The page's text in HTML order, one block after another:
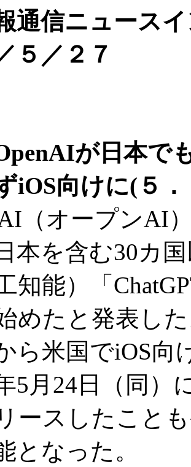
通信ニュース
５／２７
が日本で
iOS向けに(５
（オープンAI
本を含む30カ
知能）「
めたと発表し
ら米国でiOS
5月24日（同）
ースしたこと
となった。